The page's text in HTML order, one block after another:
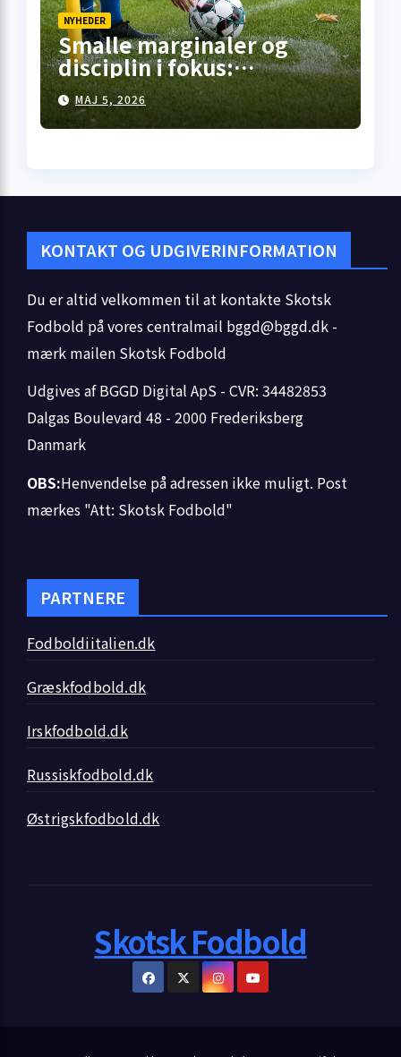
NYHEDER
Smalle marginaler og
disciplin i fokus:
Premiership-runde 35
åbner med kneben
hjemme­sejr i Falkirk
MAJ 5, 2026
KONTAKT OG UDGIVERINFORMATION
Du er altid velkommen til at kontakte Skotsk
Fodbold på vores centralmail bggd@bggd.dk -
mærk mailen Skotsk Fodbold
Udgives af BGGD Digital ApS - CVR: 34482853
Dalgas Boulevard 48 - 2000 Frederiksberg
Danmark
OBS:Henvendelse på adressen ikke muligt. Post
mærkes "Att: Skotsk Fodbold"
PARTNERE
Fodboldiitalien.dk
Græskfodbold.dk
Irskfodbold.dk
Russiskfodbold.dk
Østrigskfodbold.dk
Skotsk Fodbold